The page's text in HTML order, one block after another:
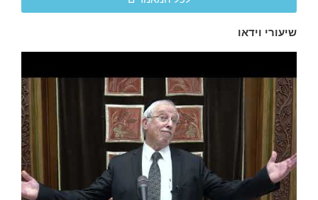
שיעורי וידאו